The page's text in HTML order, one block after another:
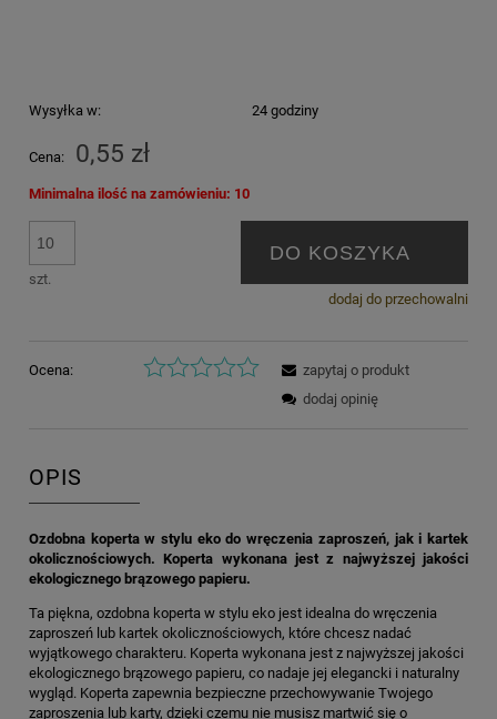
Wysyłka w: 24 godziny
Cena: 0,55 zł
Minimalna ilość na zamówieniu: 10
szt.
DO KOSZYKA
dodaj do przechowalni
Ocena:
zapytaj o produkt
dodaj opinię
OPIS
Ozdobna koperta w stylu eko do wręczenia zaproszeń, jak i kartek
okolicznościowych. Koperta wykonana jest z najwyższej jakości
ekologicznego brązowego papieru.
Ta piękna, ozdobna koperta w stylu eko jest idealna do wręczenia
zaproszeń lub kartek okolicznościowych, które chcesz nadać
wyjątkowego charakteru. Koperta wykonana jest z najwyższej jakości
ekologicznego brązowego papieru, co nadaje jej elegancki i naturalny
wygląd. Koperta zapewnia bezpieczne przechowywanie Twojego
zaproszenia lub karty, dzięki czemu nie musisz martwić się o